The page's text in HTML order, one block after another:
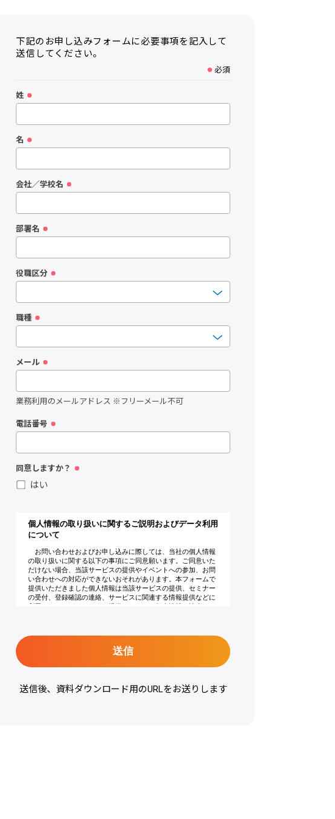
下記のお申し込みフォームに必要事項を記入して
送信してください。
必須
姓
名
会社／学校名
部署名
役職区分
職種
メール
業務利用のメールアドレス ※フリーメール不可
電話番号
同意しますか？
はい
送信後、資料ダウンロード用のURLをお送りします